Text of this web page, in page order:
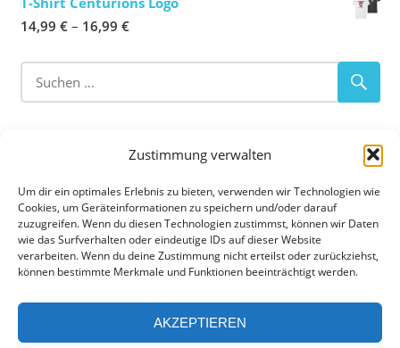
Zustimmung verwalten
Um dir ein optimales Erlebnis zu bieten, verwenden wir Technologien wie
Cookies, um Geräteinformationen zu speichern und/oder darauf
zuzugreifen. Wenn du diesen Technologien zustimmst, können wir Daten
wie das Surfverhalten oder eindeutige IDs auf dieser Website
verarbeiten. Wenn du deine Zustimmung nicht erteilst oder zurückziehst,
können bestimmte Merkmale und Funktionen beeinträchtigt werden.
AKZEPTIEREN
bis
14,99 € – 16,99 €Preisspanne:
Flag Football–Tackle Football–Cheerleading
Die Augsburg Centurions sind eine American Football
Abteilung der TSG 1885 Augsburg-Lechhausen e.V. in
Augsburg. Die Abteilung hat eine Cheerleading Gruppe,
eine U11, U13, U16 und U19 Jugend Mannschaft sowie
eine Erwachsenenmannschaft im Flag- und Tackle Football